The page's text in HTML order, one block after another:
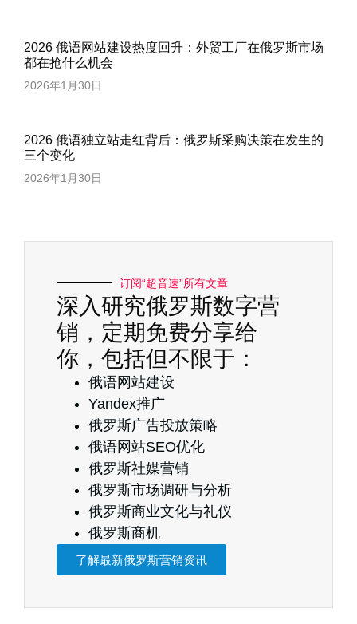
2026 俄语网站建设热度回升：外贸工厂在俄罗斯市场
都在抢什么机会
2026年1月30日
2026 俄语独立站走红背后：俄罗斯采购决策在发生的
三个变化
2026年1月30日
订阅“超音速”所有文章
深入研究俄罗斯数字营
销，定期免费分享给
你，包括但不限于：
俄语网站建设
Yandex推广
俄罗斯广告投放策略
俄语网站SEO优化
俄罗斯社媒营销
俄罗斯市场调研与分析
俄罗斯商业文化与礼仪
俄罗斯商机
了解最新俄罗斯营销资讯